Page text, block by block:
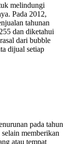
melindungi
Pada 2012,
tahunan
dan diketahui
dari bubble
dijual setiap
pada tahun
memberikan
atau tempat